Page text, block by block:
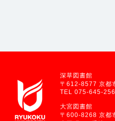
深草図書館
〒612-8577 京都
TEL 075-645-
大宮図書館
〒600-8268 京都